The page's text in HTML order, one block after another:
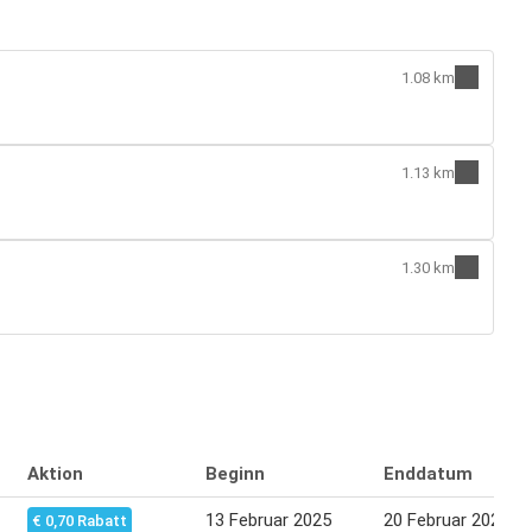
1.08 km
1.13 km
1.30 km
Aktion Beginn Enddatum
€ 0,70 Rabatt 13 Februar 2025 20 Februar 2025